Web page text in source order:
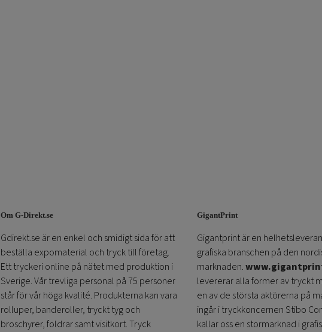
Om G-Direkt.se
Gdirekt.se är en enkel och smidigt sida för att
beställa expomaterial och tryck till företag.
Ett tryckeri online på nätet med produktion i
Sverige. Vår trevliga personal på 75 personer
står för vår höga kvalité. Produkterna kan vara
rolluper, banderoller, tryckt tyg och
broschyrer, foldrar samt visitkort. Tryck
GigantPrint
Gigantprint är en
grafiska branschen på den
marknaden.
levererar alla former av tryckt
en av de största aktörerna på
ingår i tryckkoncernen Stibo
kallar oss en stormarknad i